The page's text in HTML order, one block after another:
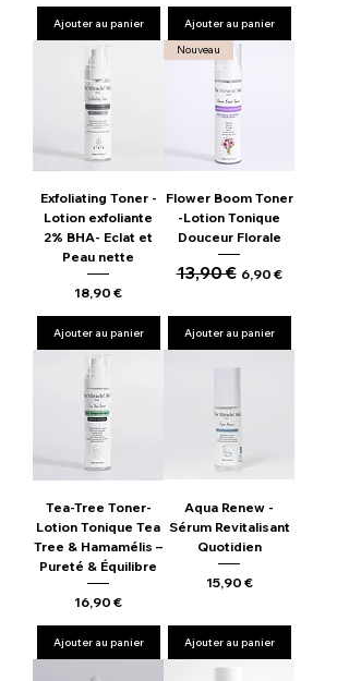
Ajouter au panier Ajouter au panier
Exfoliating Toner -
Lotion exfoliante
2% BHA- Eclat et
Peau nette
Prix
18,90 €
Ajouter au panier
Nouveau
Flower Boom Toner
-Lotion Tonique
Douceur Florale
Prix original
13,90 € Prix promotionnel
6,90 €
Ajouter au panier
Tea-Tree Toner-
Lotion Tonique Tea
Tree & Hamamélis –
Pureté & Équilibre
Prix
16,90 €
Ajouter au panier
Aqua Renew -
Sérum Revitalisant
Quotidien
Prix
15,90 €
Ajouter au panier